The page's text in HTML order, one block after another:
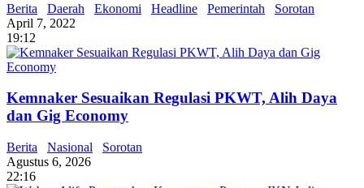
Berita Daerah Ekonomi Headline Pemerintah
Sorotan
April 7, 2022
19:12
Kemnaker Sesuaikan Regulasi PKWT, Alih Daya
dan Gig Economy
Berita Nasional
Sorotan
Agustus 6, 2026
22:16